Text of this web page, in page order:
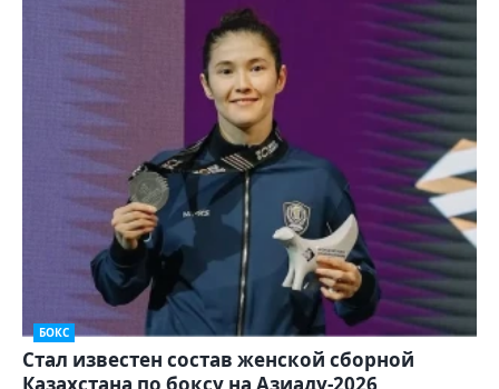
БОКС
Стал известен состав женской сборной